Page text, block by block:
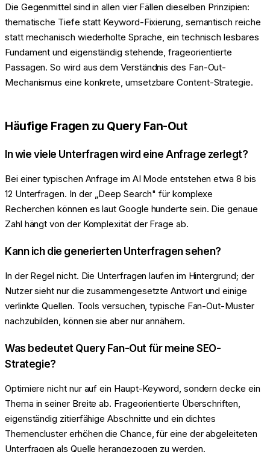
Die Gegenmittel sind in allen vier Fällen dieselben Prinzipien:
thematische Tiefe statt Keyword-Fixierung, semantisch reiche
statt mechanisch wiederholte Sprache, ein technisch lesbares
Fundament und eigenständig stehende, frageorientierte
Passagen. So wird aus dem Verständnis des Fan-Out-
Mechanismus eine konkrete, umsetzbare Content-Strategie.
Häufige Fragen zu Query Fan-Out
In wie viele Unterfragen wird eine Anfrage zerlegt?
Bei einer typischen Anfrage im AI Mode entstehen etwa 8 bis
12 Unterfragen. In der „Deep Search" für komplexe
Recherchen können es laut Google hunderte sein. Die genaue
Zahl hängt von der Komplexität der Frage ab.
Kann ich die generierten Unterfragen sehen?
In der Regel nicht. Die Unterfragen laufen im Hintergrund; der
Nutzer sieht nur die zusammengesetzte Antwort und einige
verlinkte Quellen. Tools versuchen, typische Fan-Out-Muster
nachzubilden, können sie aber nur annähern.
Was bedeutet Query Fan-Out für meine SEO-
Strategie?
Optimiere nicht nur auf ein Haupt-Keyword, sondern decke ein
Thema in seiner Breite ab. Frageorientierte Überschriften,
eigenständig zitierfähige Abschnitte und ein dichtes
Themencluster erhöhen die Chance, für eine der abgeleiteten
Unterfragen als Quelle herangezogen zu werden.